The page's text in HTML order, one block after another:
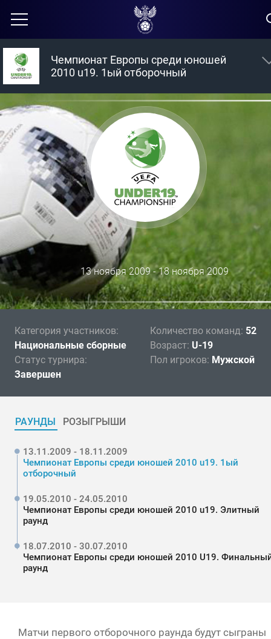
Чемпионат Европы среди юношей
2010 u19. 1ый отборочный
13 ноября 2009 - 18 ноября 2009
Категория участников:
Национальные сборные
Статус турнира:
Завершен
Количество команд: 52
Возраст: U-19
Пол игроков: Мужской
РАУНДЫ РОЗЫГРЫШИ
13.11.2009 - 18.11.2009
Чемпионат Европы среди юношей 2010 u19. 1ый
отборочный
19.05.2010 - 24.05.2010
Чемпионат Европы среди юношей 2010 u19. Элитный
раунд
18.07.2010 - 30.07.2010
Чемпионат Европы среди юношей 2010 U19.
раунд
Матчи первого отборочного раунда будут сыграны